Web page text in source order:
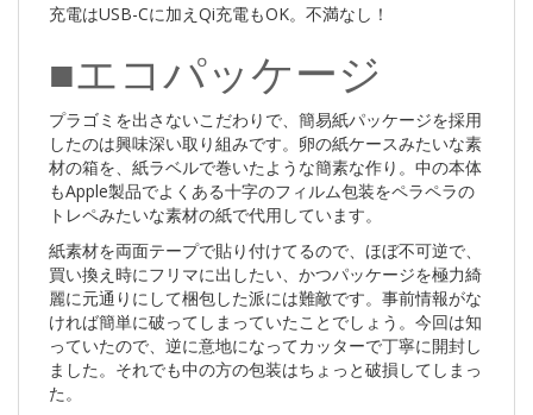
充電はUSB-Cに加えQi充電もOK。不満なし！
■エコパッケージ
プラゴミを出さないこだわりで、簡易紙パッケージを採用
したのは興味深い取り組みです。卵の紙ケースみたいな素
材の箱を、紙ラベルで巻いたような簡素な作り。中の本体
もApple製品でよくある十字のフィルム包装をペラペラの
トレペみたいな素材の紙で代用しています。
紙素材を両面テープで貼り付けてるので、ほぼ不可逆で、
買い換え時にフリマに出したい、かつパッケージを極力綺
麗に元通りにして梱包した派には難敵です。事前情報がな
ければ簡単に破ってしまっていたことでしょう。今回は知
っていたので、逆に意地になってカッターで丁寧に開封し
ました。それでも中の方の包装はちょっと破損してしまっ
た。